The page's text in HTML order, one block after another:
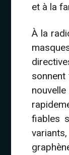
et à la
À la
sonnent
fiables